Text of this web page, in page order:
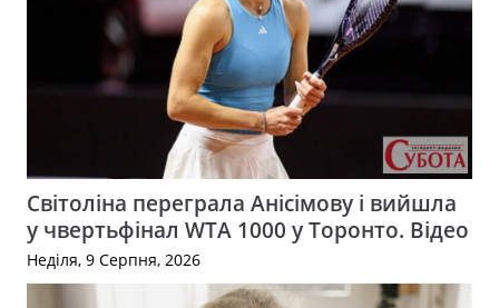
Світоліна переграла Анісімову і вийшла
у чвертьфінал WTA 1000 у Торонто. Відео
Неділя, 9 Серпня, 2026